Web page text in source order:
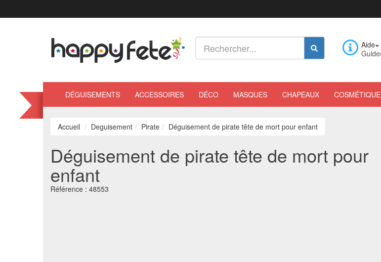
Aide
DÉGUISEMENTS ACCESSOIRES DÉCO MASQUES CHAPEAUX COSMÉTIQUE
Accueil Deguisement Pirate Déguisement de pirate tête de mort pour enfant
Déguisement de pirate tête de mort pour
enfant
Référence : 48553